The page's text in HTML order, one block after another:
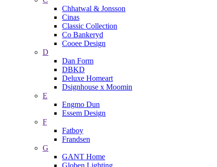
Chhatwal & Jonsson
Cinas
Classic Collection
Co Bankeryd
Cooee Design
D
Dan Form
DBKD
Deluxe Homeart
Dsignhouse x Moomin
E
Engmo Dun
Essem Design
F
Fatboy
Frandsen
G
GANT Home
Globen Lighting